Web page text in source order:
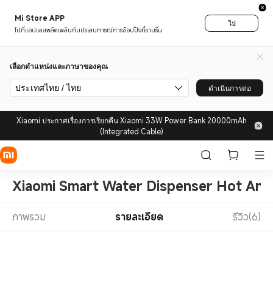
Mi Store APP
ไปที่แอปและเพลิดเพลินกับประสบการณ์การช็อปปิ้งที่ราบรื่น
ไป
เลือกตำแหน่งและภาษาของคุณ
ประเทศไทย / ไทย ดำเนินการต่อ
Xiaomi ประกาศเรื่องการเรียกคืน Xiaomi 33W Power Bank 20000mAh
(Integrated Cable)
Xiaomi Smart Water Dispenser Hot
ภาพรวม รายละเอียด รีวิว(6)